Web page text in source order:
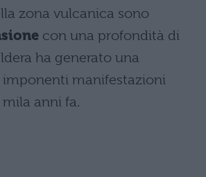
zona vulcanica sono
con una profondità di
ha generato una
imponenti manifestazioni
anni fa.